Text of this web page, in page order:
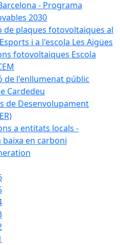
- Programa
2030
de plaques fotovoltaiques al
i a l'escola Les Aigües
fotovoltaiques Escola
de l'enllumenat públic
Cardedeu
de Desenvolupament
a entitats locals -
baixa en carboni